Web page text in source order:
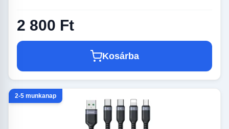
2 800 Ft
Kosárba
2-5 munkanap